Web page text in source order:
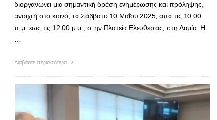
διοργανώνει μία σημαντική δράση ενημέρωσης και πρόληψης,
ανοιχτή στο κοινό, το Σάββατο 10 Μαΐου 2025, από τις 10:00
π.μ. έως τις 12:00 μ.μ., στην Πλατεία Ελευθερίας, στη Λαμία. Η
Διαβάστε περισσότερα